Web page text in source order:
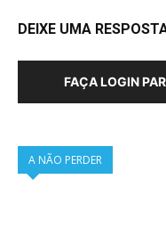
DEIXE UMA
FAÇA LOGIN
A NÃO PERDER